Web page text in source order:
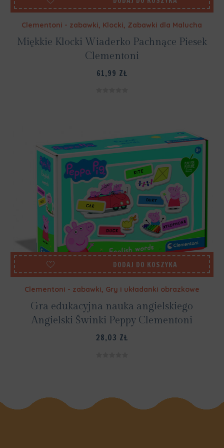
Clementoni - zabawki, Klocki, Zabawki dla Malucha
Miękkie Klocki Wiaderko Pachnące Piesek
Clementoni
61,99 ZŁ
DODAJ DO KOSZYKA
Clementoni - zabawki, Gry i układanki obrazkowe
Gra edukacyjna nauka angielskiego
Angielski Świnki Peppy Clementoni
28,03 ZŁ